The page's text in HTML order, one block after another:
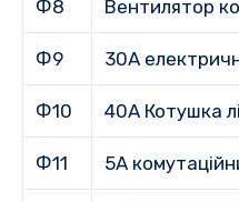
Ф8 Вентилятор
Ф9 30A
Ф10 40A Котушка
Ф11 5A